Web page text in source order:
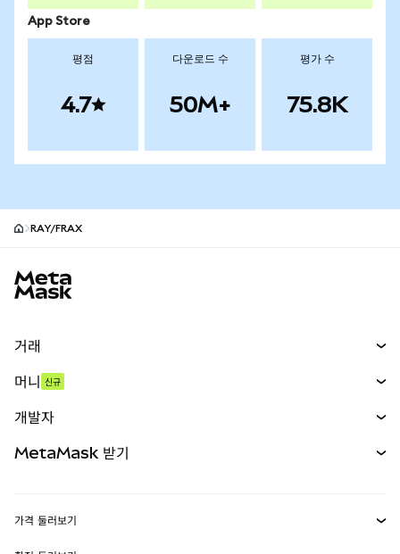
App Store
평점
4.7
다운로드 수
50M+
평가 수
75.8K
RAY/FRAX
거래
무기한 선물
실물자산
머니 신규
개발자
MetaMask 받기
가격 둘러보기